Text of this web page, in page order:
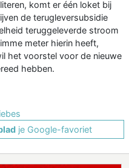
komt er één loket bij
de terugleversubsidie
teruggeleverde stroom
meter hierin heeft,
het voorstel voor de nieuwe
hebben.
je Google-favoriet